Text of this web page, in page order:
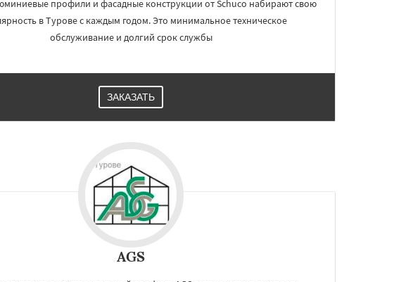
профили и фасадные конструкции от Schuco набирают свою
в Турове с каждым годом. Это минимальное техническое
обслуживание и долгий срок службы
ЗАКАЗАТЬ
AGS
×